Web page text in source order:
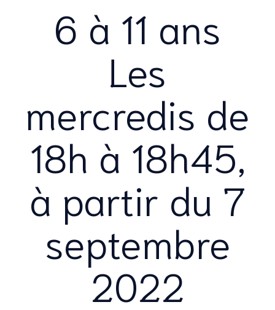
6 à 11 ans
Les
mercredis de
18h à 18h45,
à partir du 7
septembre
2022